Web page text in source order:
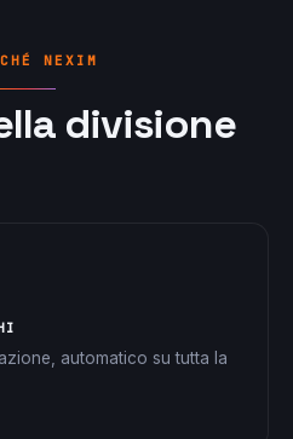
NEXIM
divisione
automatico su tutta la